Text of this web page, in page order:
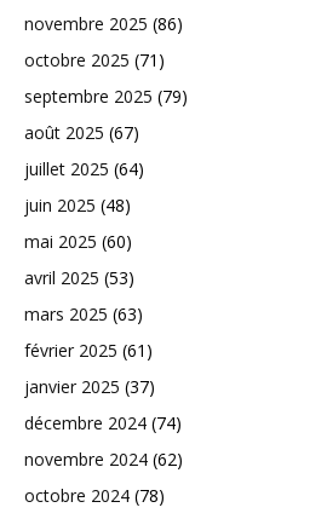
novembre 2025 (86)
octobre 2025 (71)
septembre 2025 (79)
août 2025 (67)
juillet 2025 (64)
juin 2025 (48)
mai 2025 (60)
avril 2025 (53)
mars 2025 (63)
février 2025 (61)
janvier 2025 (37)
décembre 2024 (74)
novembre 2024 (62)
octobre 2024 (78)